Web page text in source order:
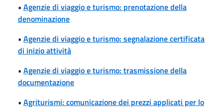
• Agenzie di viaggio e turismo: prenotazione della
denominazione
• Agenzie di viaggio e turismo: segnalazione certificata
di inizio attività
• Agenzie di viaggio e turismo: trasmissione della
documentazione
• Agriturismi: comunicazione dei prezzi applicati per lo